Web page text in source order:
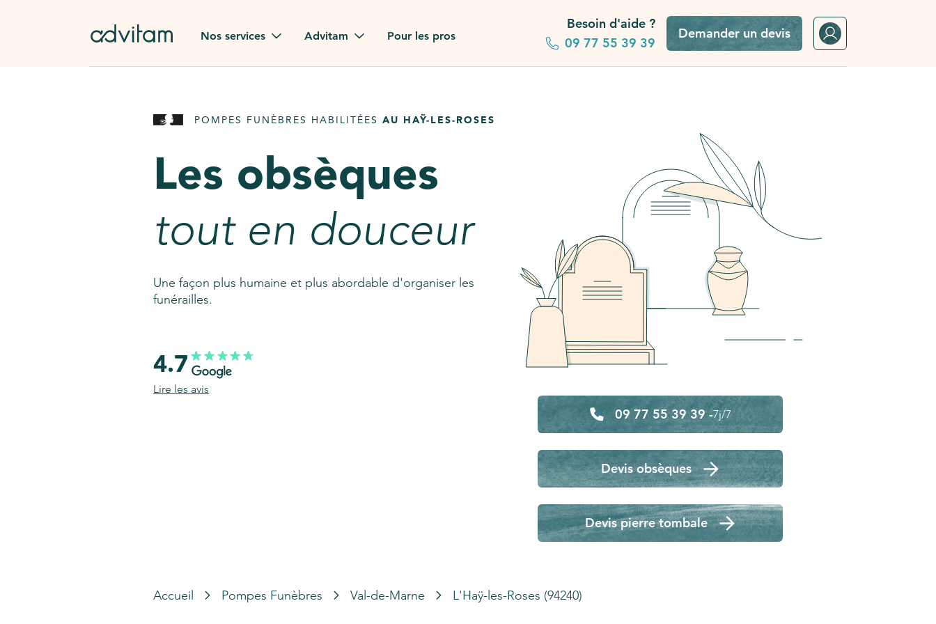
Nos services
Rapatriement à
Pierre tombale
AssistGPT
Nos services en plus
Advitam
Advitam dans la presse
Consultez notre FAQ
Pour les pros
Besoin d'aide ?
09 77 55 39 39
Demander un devis
POMPES FUNÈBRES HABILITÉES AU HAŸ-LES-ROSES
Les obsèques
tout en douceur
Une façon plus humaine et plus abordable d'organiser les
funérailles.
09 77 55 39 39 -7j/7
Devis obsèques
Devis pierre tombale
4.7
Lire les avis
Accueil Pompes Funèbres Val-de-Marne L'Haÿ-les-Roses (94240)